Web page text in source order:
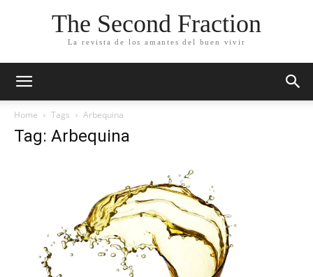
The Second Fraction
La revista de los amantes del buen vivir
Home Tags Arbequina
Tag: Arbequina